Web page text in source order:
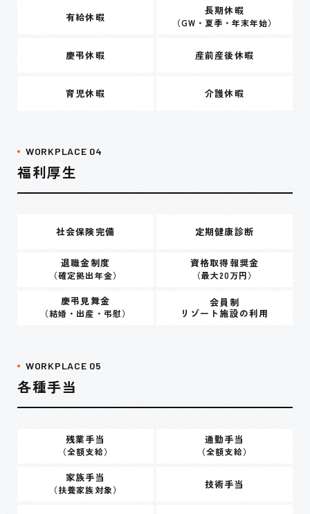
有給休暇
長期休暇
（GW・夏季・年末年始）
慶弔休暇 産前産後休暇
育児休暇 介護休暇
WORKPLACE 04
福利厚生
社会保険完備 定期健康診断
退職金制度
（確定拠出年金）
資格取得報奨金
（最大20万円）
慶弔見舞金
（結婚・出産・弔慰）
会員制
リゾート施設の利用
WORKPLACE 05
各種手当
残業手当
（全額支給）
通勤手当
（全額支給）
家族手当
（扶養家族対象） 技術手当